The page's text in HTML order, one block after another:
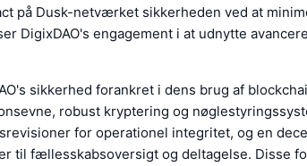
på Dusk-netværket sikkerheden ved at
DigixDAO's engagement i at udnytte
sikkerhed forankret i dens brug af
robust kryptering og
for operationel integritet, og en
til fællesskabsoversigt og deltagelse. Disse